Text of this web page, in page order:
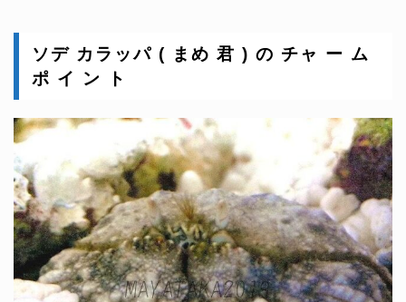
ソデ カラッパ ( まめ 君 ) の チャ ー ム
ポ イ ン ト